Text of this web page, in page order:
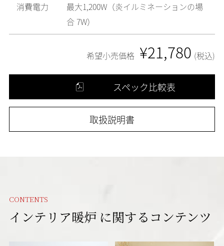
消費電力
最大1,200W（炎イルミネーションの場
合 7W）​
希望小売価格 ¥21,780 (税込)
スペック比較表
取扱説明書
CONTENTS
インテリア暖炉 に関する コンテンツ